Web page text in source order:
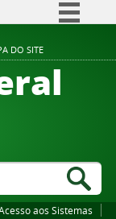
DO SITE
BR
aos Sistemas